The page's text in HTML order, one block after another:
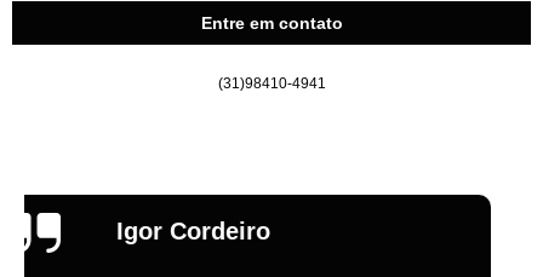
Entre em contato
(31)98410-4941
Emília